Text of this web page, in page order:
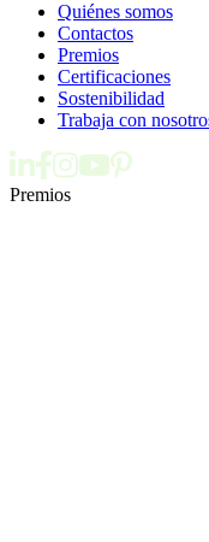
Quiénes somos
Contactos
Premios
Certificaciones
Sostenibilidad
Trabaja con
Premios